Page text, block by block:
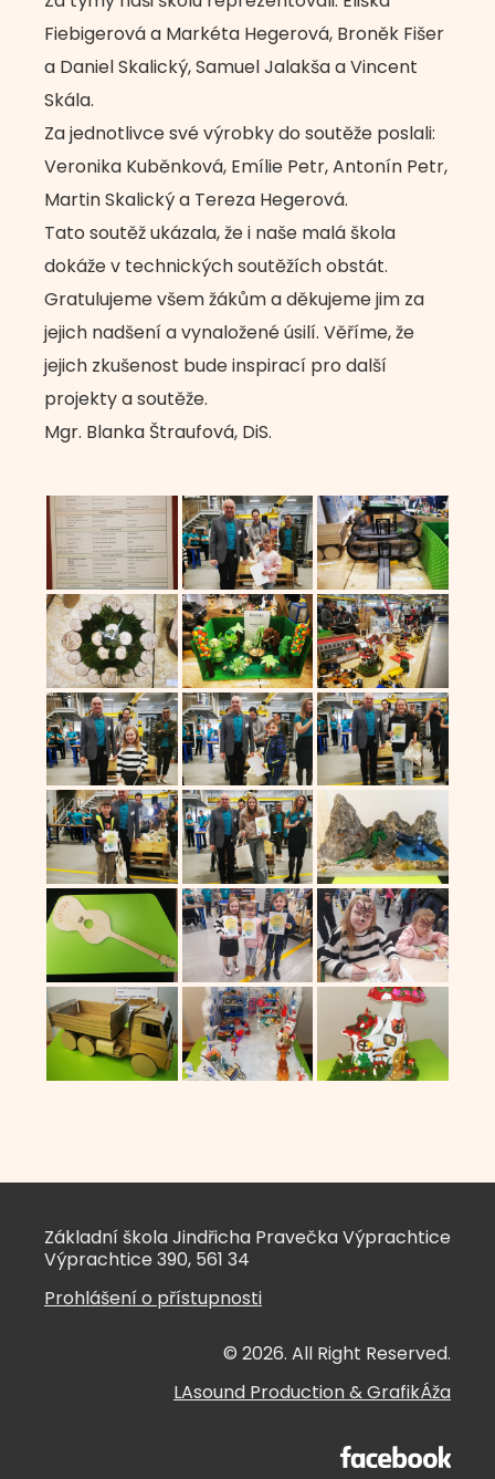
Fiebigerová a Markéta Hegerová, Broněk Fišer
a Daniel Skalický, Samuel Jalakša a Vincent
Skála.
Za jednotlivce své výrobky do soutěže poslali:
Veronika Kuběnková, Emílie Petr, Antonín Petr,
Martin Skalický a Tereza Hegerová.
Tato soutěž ukázala, že i naše malá škola
dokáže v technických soutěžích obstát.
Gratulujeme všem žákům a děkujeme jim za
jejich nadšení a vynaložené úsilí. Věříme, že
jejich zkušenost bude inspirací pro další
projekty a soutěže.
Mgr. Blanka Štraufová, DiS.
Základní škola Jindřicha Pravečka Výprachtice
Výprachtice 390, 561 34
Prohlášení o přístupnosti
© 2026. All Right Reserved.
LAsound Production&GrafikÁža